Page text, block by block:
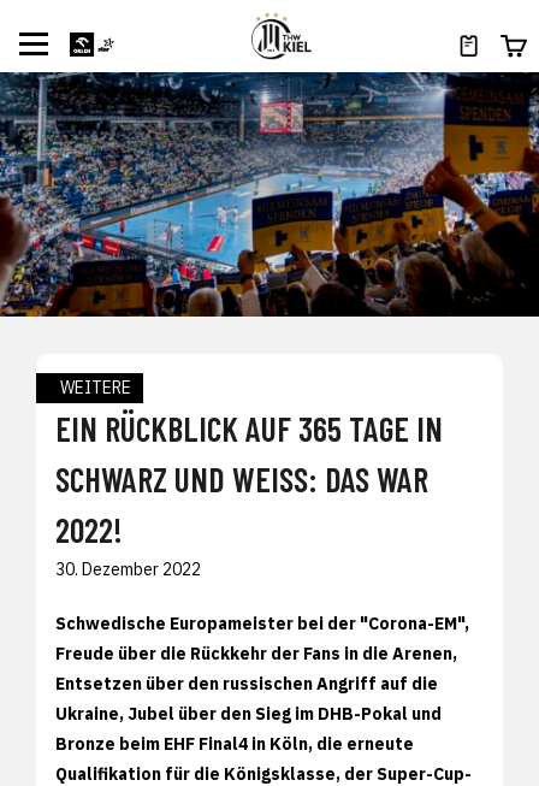
WEITERE
EIN RÜCKBLICK AUF 365 TAGE IN
SCHWARZ UND WEISS: DAS WAR 2
022!
30. Dezember 2022
Schwedische Europameister bei der "Corona-EM",
Freude über die Rückkehr der Fans in die Arenen,
Entsetzen über den russischen Angriff auf die
Ukraine, Jubel über den Sieg im DHB-Pokal und
Bronze beim EHF Final4 in Köln, die erneute
Qualifikation für die Königsklasse, der Super-Cup-